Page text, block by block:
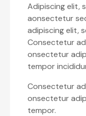
Adipiscing elit,
aonsectetur
adipiscing elit,
Consectetur
onsectetur
tempor
Consectetur
onsectetur
tempor.